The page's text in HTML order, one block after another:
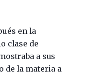
en la
clase de
a sus
de la materia a